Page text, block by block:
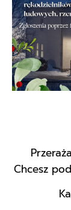
Chcesz